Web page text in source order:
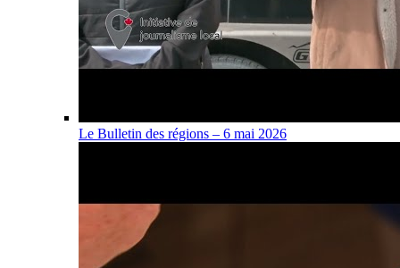
Le Bulletin des régions – 6 mai 2026